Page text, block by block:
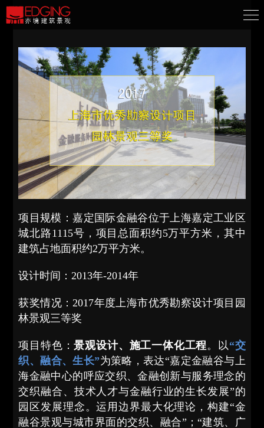
项目规模：嘉定国际金融谷位于上海嘉定工业区
城北路1115号，项目总面积约5万平方米，其中
建筑占地面积约2万平方米。
设计时间：2013年-2014年
获奖情况：2017年度上海市优秀勘察设计项目园
林景观三等奖
项目特色：景观设计、施工一体化工程。以 “交
织、融合、生长”为策略，表达“嘉定金融谷与上
海金融中心的呼应交织、金融创新与服务理念的
交织融合、技术人才与金融行业的生长发展”的
园区发展理念。运用边界最大化理论，构建“金
融谷景观与城市界面的交织、融合”；“建筑、广